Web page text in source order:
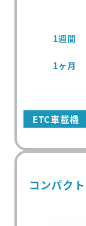
1週間
1ヶ月
ETC車載機
コンパクト